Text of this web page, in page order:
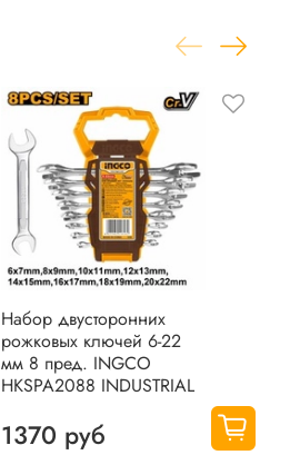
Набор двусторонних
рожковых ключей 6-22
мм 8 пред. INGCO
HKSPA2088 INDUSTRIAL
1370 руб